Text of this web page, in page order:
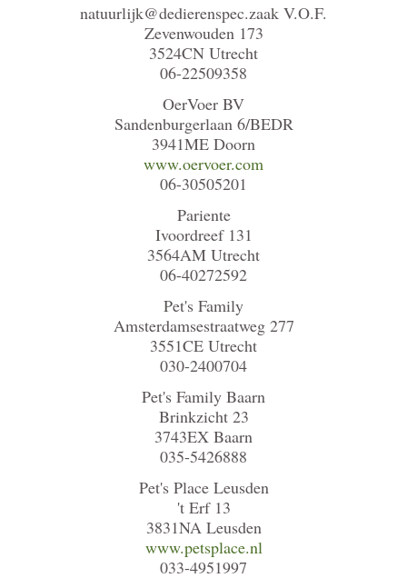
natuurlijk@dedierenspec.zaak V.O.F.
Zevenwouden 173
3524CN Utrecht
06-22509358
OerVoer BV
Sandenburgerlaan 6/BEDR
3941ME Doorn
www.oervoer.com
06-30505201
Pariente
Ivoordreef 131
3564AM Utrecht
06-40272592
Pet's Family
Amsterdamsestraatweg 277
3551CE Utrecht
030-2400704
Pet's Family Baarn
Brinkzicht 23
3743EX Baarn
035-5426888
Pet's Place Leusden
't Erf 13
3831NA Leusden
www.petsplace.nl
033-4951997